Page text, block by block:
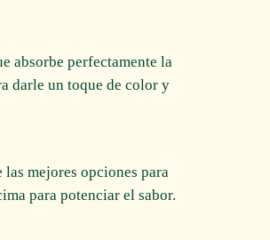
absorbe perfectamente la
darle un toque de color y
las mejores opciones para
para potenciar el sabor.